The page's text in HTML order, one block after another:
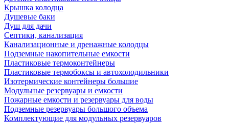
Крышка колодца
Душевые баки
Душ для дачи
Септики, канализация
Канализационные и дренажные колодцы
Подземные накопительные емкости
Пластиковые термоконтейнеры
Пластиковые термобоксы и автохолодильники
Изотермические контейнеры большие
Модульные резервуары и емкости
Пожарные емкости и резервуары для воды
Подземные резервуары большого объема
Комплектующие для модульных резервуаров